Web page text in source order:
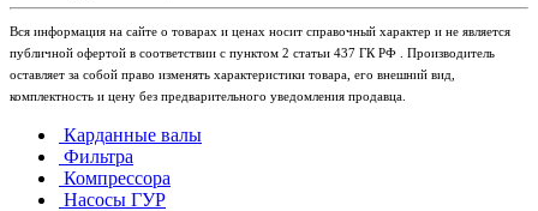
Вся информация на сайте о товарах и ценах носит справочный характер и не является
публичной офертой в соответствии с пунктом 2 статьи 437 ГК РФ . Производитель
оставляет за собой право изменять характеристики товара, его внешний вид,
комплектность и цену без предварительного уведомления продавца.
Карданные валы
Фильтра
Компрессора
Насосы ГУР